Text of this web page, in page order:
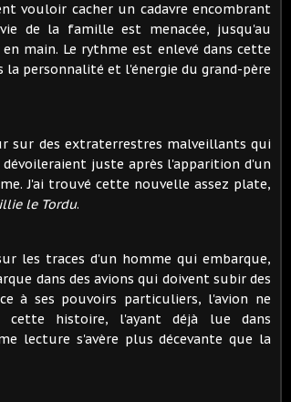
vouloir cacher un cadavre encombrant
de la famille est menacée, jusqu'au
main. Le rythme est enlevé dans cette
personnalité et l'énergie du grand-père
sur des extraterrestres malveillants qui
juste après l'apparition d'un
J'ai trouvé cette nouvelle assez plate,
le Tordu.
les traces d'un homme qui embarque,
dans des avions qui doivent subir des
à ses pouvoirs particuliers, l'avion ne
cette histoire, l'ayant déjà lue dans
lecture s'avère plus décevante que la